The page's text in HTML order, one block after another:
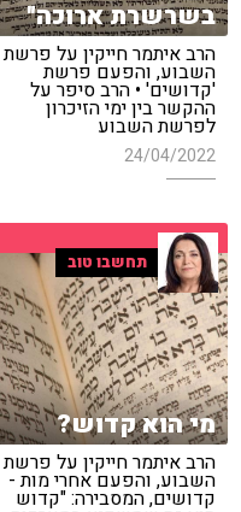
בשרשרת ארוכה"
הרב איתמר חייקין על פרשת
השבוע, והפעם פרשת
'קדושים' • הרב סיפר על
ההקשר בין ימי הזיכרון
לפרשת השבוע
24/04/2022
תחשבו טוב
מי הוא קדוש?
הרב איתמר חייקין על פרשת
השבוע, והפעם אחרי מות -
קדושים, המסבירה: "קדוש